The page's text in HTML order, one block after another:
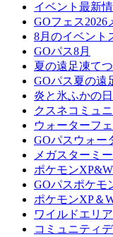
イベント最新
GOフェス2026
8月のイベント
GOパス8月
夏の遠足凍て
GOパス夏の遠
炎と氷ふかの日
クスネコミュ
ウォーターフ
GOパスウォー
メガスターミ
ポケモン
GOパスポケモ
ポケモンXP＆
ワイルドエリ
コミュニティ